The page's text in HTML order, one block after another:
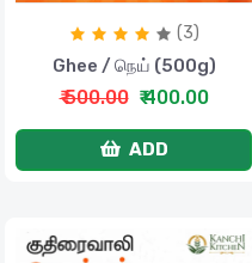
(3)
Ghee / நெய் (500g)
₹ 500.00 ₹ 400.00
ADD